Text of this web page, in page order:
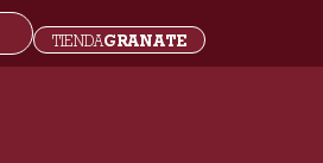
TIENDAGRANATE